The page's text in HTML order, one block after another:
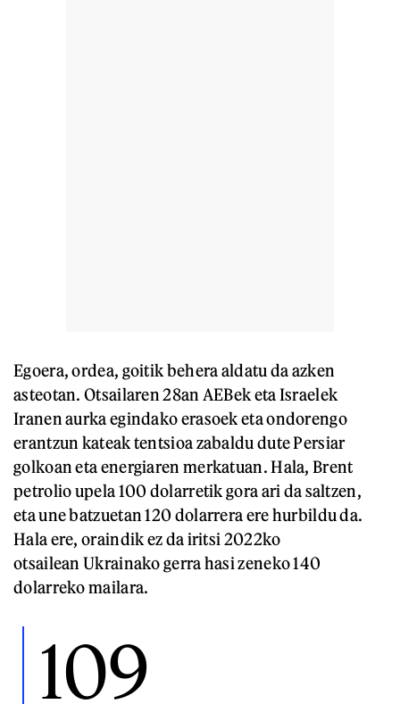
Egoera, ordea, goitik behera aldatu da azken
asteotan. Otsailaren 28an AEBek eta Israelek
Iranen aurka egindako erasoek eta ondorengo
erantzun kateak tentsioa zabaldu dute Persiar
golkoan eta energiaren merkatuan. Hala, Brent
petrolio upela 100 dolarretik gora ari da saltzen,
eta une batzuetan 120 dolarrera ere hurbildu da.
Hala ere, oraindik ez da iritsi 2022ko
otsailean Ukrainako gerra hasi zeneko 140
dolarreko mailara.
109